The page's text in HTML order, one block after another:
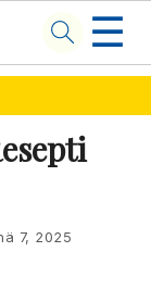
☰
7, 2025